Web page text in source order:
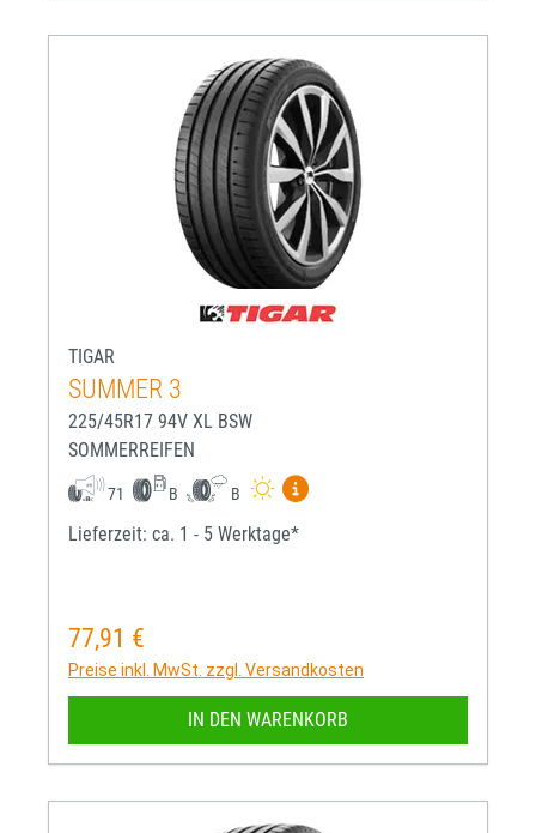
TIGAR
SUMMER 3
225/45R17 94V XL BSW
SOMMERREIFEN
71 B B
Mehr Informationen zum
Lieferzeit: ca. 1 - 5 Werktage*
Regulärer Preis:
77,91 €
Preise inkl. MwSt. zzgl. Versandkosten
IN DEN WARENKORB